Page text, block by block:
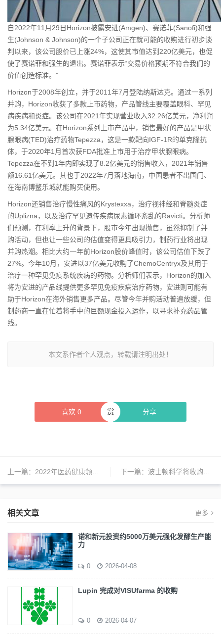
自2022年11月29日Horizon披露安进(Amgen)、赛诺菲(Sanofi)和强
生(Johnson & Johnson)的一个子公司正在就可能的收购进行初步谈
判以来，该公司股价已上涨24%，这使其市值达到220亿美元，也促
使了赛诺菲和强生的退出。赛诺菲表示“交易价格预期不符合我们的
价值创造标准。”
Horizon于2008年创立，并于2011年7月登陆纳斯达克。通过一系列
并购，Horizon收获了多款上市药物，产品管线主要覆盖眼科、罕见
病疾病和炎症。该公司在2021年实现营业收入32.26亿美元，净利润
为5.34亿美元。在Horizon系列上市产品中，销售最好的产品是甲状
腺眼病(TED)治疗药物Tepezza，这是一款靶向IGF-1R的单克隆抗
体，于2020年1月首次获FDA批准上市用于治疗甲状腺眼病。
Tepezza在不到1年内即实现了8.2亿美元的销售收入，2021年销售
额16.61亿美元。其也于2022年7月落地海南，中国患者不出国门、
在海南博鳌乐城就能购买使用。
Horizon还销售治疗慢性痛风的Krystexxa，治疗视神经和脊髓炎症
的Uplizna，以及治疗罕见遗传疾病尿素循环紊乱的Ravicti。分析师
们预测，在利率上升的背景下，股市今年出现抛售，虽然抑制了并
购活动，但也让一些公司的估值变得更具吸引力，制药行业将出现
并购热潮。相比大约一年前Horizon股价峰值时，该公司估值下跌了
27%。今年10月，安进以37亿美元收购了ChemoCentryx及其用于
治疗一种罕见免疫系统疾病的药物。分析师们表示，Horizon的加入
将为安进的产品线提供更多罕见免疫疾病治疗药物，安进则可能有
助于Horizon在海外销售更多产品。尽管今年并购活动普遍放缓，但
制药商一直在忙着将手中的巨额现金投入运作，以寻求补充药品管
线。
本文系作者个人观点，转载请注明出处！
喜欢 0 分享
赏
上一篇： 2022年医药健康领域最大并购案！安进260亿美元收购明星生物科技公司Horizon Therapeutics 下一篇： 波士顿科学将收购先瑞达最多不超过65%的多数股权
相关文章 更多
诺和新元投资约5000万美元强化发酵生产能
力
0 2026-04-08
Lupin 完成对VISUfarma 的收购
0 2026-04-07